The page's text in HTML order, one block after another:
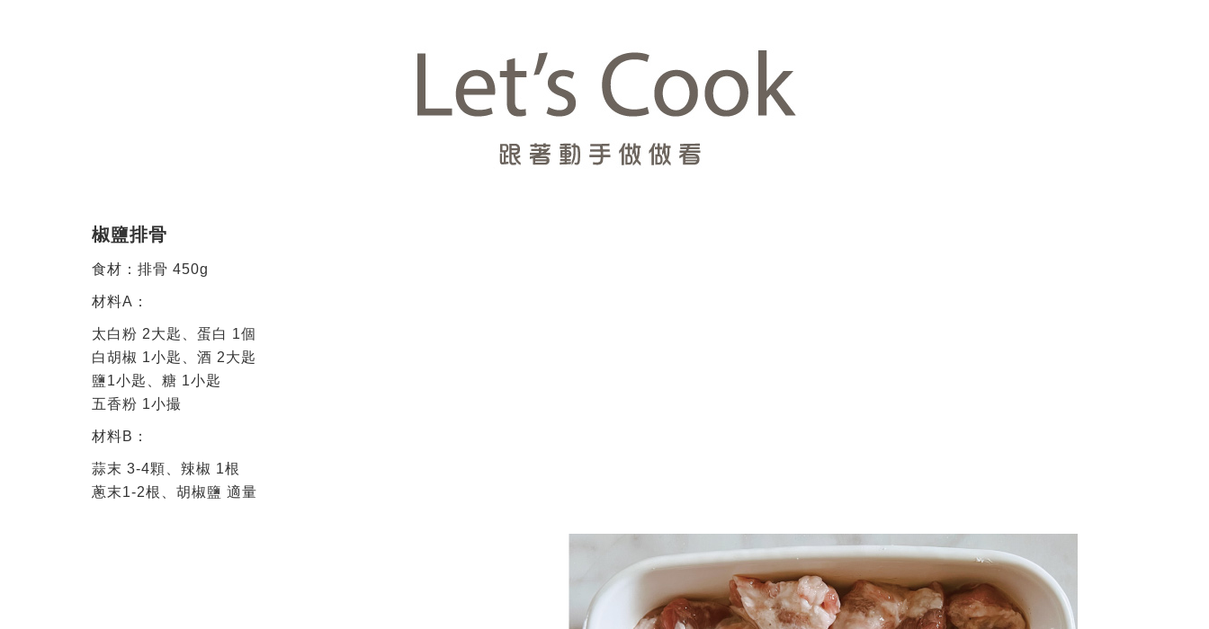
椒鹽排骨
食材：排骨 450g
材料A：
太白粉 2大匙、蛋白 1個
白胡椒 1小匙、酒 2大匙
鹽1小匙、糖 1小匙
五香粉 1小撮
材料B：
蒜末 3-4顆、辣椒 1根
蔥末1-2根、胡椒鹽 適量